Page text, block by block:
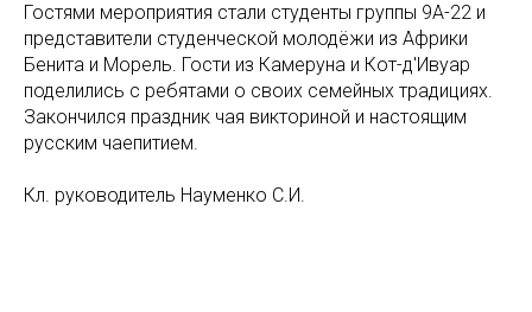
Гостями мероприятия стали студенты группы 9А-22 и
представители студенческой молодёжи из Африки
Бенита и Морель. Гости из Камеруна и Кот-д'Ивуар
поделились с ребятами о своих семейных традициях.
Закончился праздник чая викториной и настоящим
русским чаепитием.
Кл. руководитель Науменко С.И.